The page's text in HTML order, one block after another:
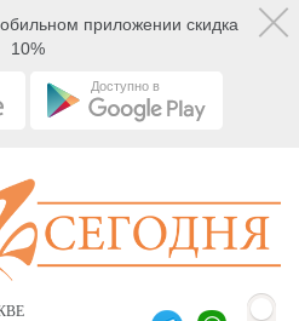
приложении скидка
10%
Доступно в